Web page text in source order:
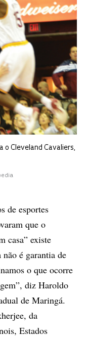
o Cleveland Cavaliers,
de esportes
que o
casa” existe
é garantia de
o que ocorre
diz Haroldo
de Maringá.
da
Estados